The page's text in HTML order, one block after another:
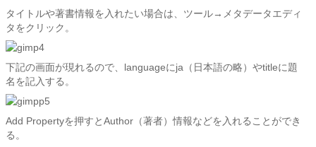
タイトルや著書情報を入れたい場合は、ツール→メタデータエディ
タをクリック。
下記の画面が現れるので、languageにja（日本語の略）やtitleに題
名を記入する。
Add Propertyを押すとAuthor（著者）情報などを入れることができ
る。